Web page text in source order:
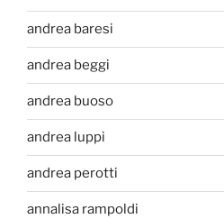
andrea baresi
andrea beggi
andrea buoso
andrea luppi
andrea perotti
annalisa rampoldi